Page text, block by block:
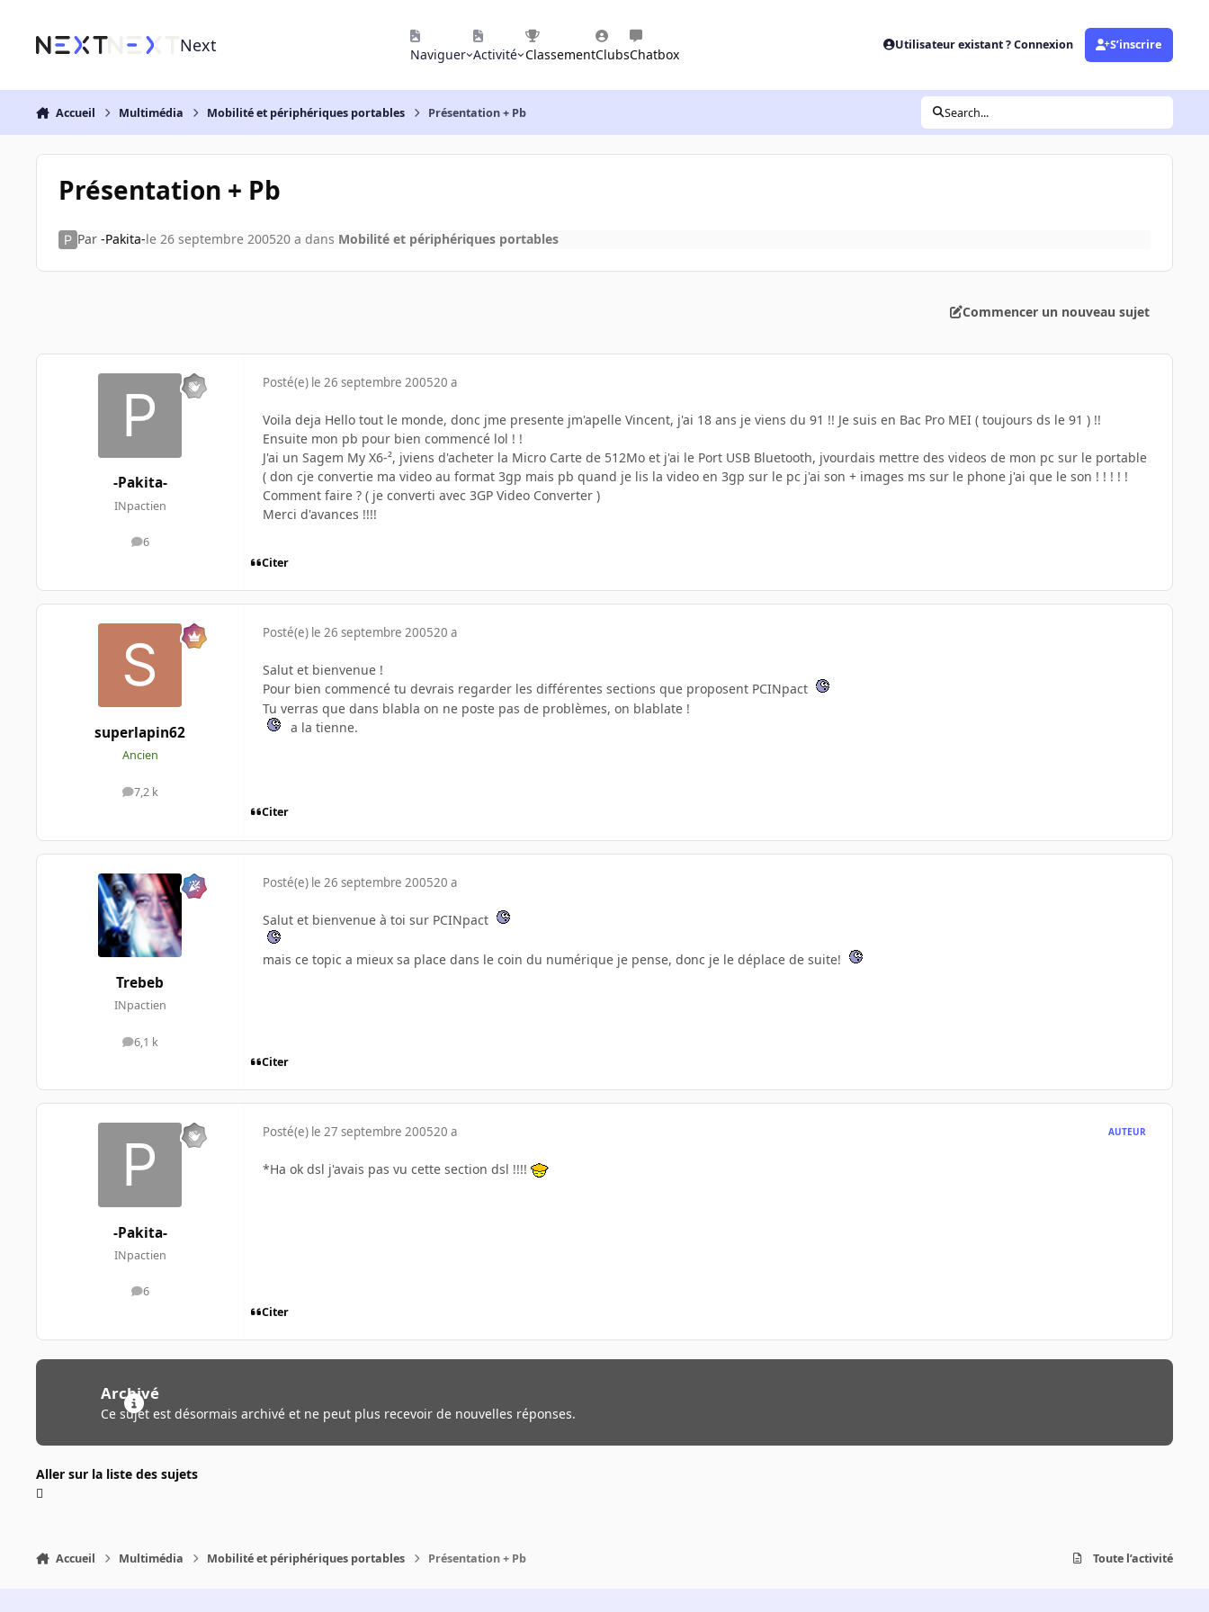
Next Naviguer Activité ClassementClubsChatbox
Utilisateur existant ? Connexion S’inscrire
Accueil Multimédia Mobilité et périphériques portables Présentation + Pb Search...
Présentation + Pb
Par -Pakita-le 26 septembre 200520 a dans Mobilité et périphériques portables
Commencer un nouveau sujet
-Pakita-
INpactien
6
messages
Posté(e) le 26 septembre 200520 a
Voila deja Hello tout le monde, donc jme presente jm'apelle Vincent, j'ai 18 ans je viens du 91 !! Je suis en Bac Pro MEI ( toujours ds le 91 ) !!
Ensuite mon pb pour bien commencé lol ! !
J'ai un Sagem My X6-², jviens d'acheter la Micro Carte de 512Mo et j'ai le Port USB Bluetooth, jvourdais mettre des videos de mon pc sur le portable
( don cje convertie ma video au format 3gp mais pb quand je lis la video en 3gp sur le pc j'ai son + images ms sur le phone j'ai que le son ! ! ! ! !
Comment faire ? ( je converti avec 3GP Video Converter )
Merci d'avances !!!!
Citer
superlapin62
Ancien
7,2 k
messages
Posté(e) le 26 septembre 200520 a
Salut et bienvenue !
Pour bien commencé tu devrais regarder les différentes sections que proposent PCINpact
Tu verras que dans blabla on ne poste pas de problèmes, on blablate !
a la tienne.
Citer
Trebeb
INpactien
6,1 k
messages
Posté(e) le 26 septembre 200520 a
Salut et bienvenue à toi sur PCINpact
mais ce topic a mieux sa place dans le coin du numérique je pense, donc je le déplace de suite!
Citer
-Pakita-
INpactien
6
messages
Posté(e) le 27 septembre 200520 a AUTEUR
*Ha ok dsl j'avais pas vu cette section dsl !!!!
Citer
Archivé
Ce sujet est désormais archivé et ne peut plus recevoir de nouvelles réponses.
Aller sur la liste des sujets
Accueil Multimédia Mobilité et périphériques portables Présentation + Pb Toute l’activité